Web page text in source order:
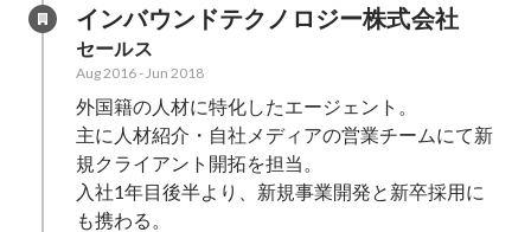
インバウンドテクノロジー株式会社
セールス
Aug 2016- Jun 2018
外国籍の人材に特化したエージェント。
主に人材紹介・自社メディアの営業チームにて新
規クライアント開拓を担当。
入社1年目後半より、新規事業開発と新卒採用に
も携わる。